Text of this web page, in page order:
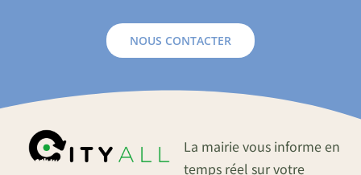
NOUS CONTACTER
La mairie vous informe en
temps réel sur votre